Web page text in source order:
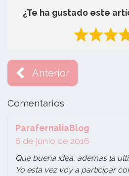
¿Te ha gustado este
Anterior
Comentarios
ParafernaliaBlog
6 de junio de 2016
Que buena idea, ademas la
Yo esta vez voy a participar